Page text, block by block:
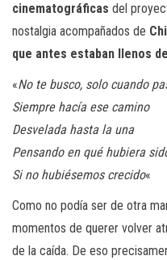
cinematográficas del
nostalgia acompañados de
que antes estaban llenos
«No te busco, solo cuando
Siempre hacía ese camino
Desvelada hasta la una
Pensando en qué hubiera
Si no hubiésemos crecido«
Como no podía ser de otra
momentos de querer volver
de la caída. De eso